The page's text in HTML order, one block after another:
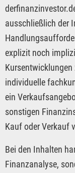
ausschließlich der
explizit noch
Kursentwicklungen
individuelle
ein
sonstigen
Kauf oder Verkauf
Bei den Inhalten
Finanzanalyse,